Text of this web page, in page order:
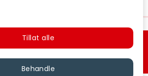
Tillat alle
Behandle Hurtigkjøp